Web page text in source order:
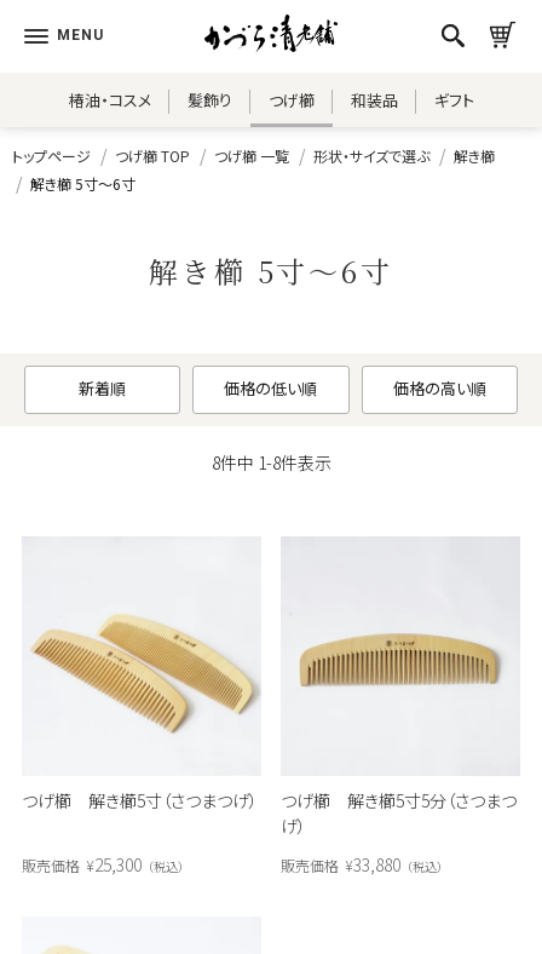
椿油・コスメ 髪飾り つげ櫛 和装品 ギフト
トップページ つげ櫛 TOP つげ櫛 一覧 形状・サイズで選ぶ
解き櫛
解き櫛 5寸～6寸
解き櫛 5寸～6寸
新着順 価格の低い順 価格の高い順
8件中 1-8件表示
つげ櫛 解き櫛5寸（さつまつげ）
販売価格 ¥25,300 税込
つげ櫛 解き櫛5寸5分（さつまつ
げ）
販売価格 ¥33,880 税込